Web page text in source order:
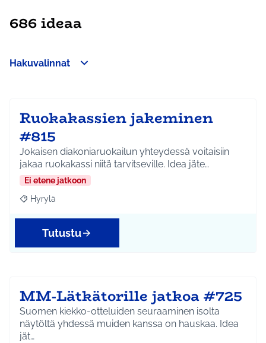
686 ideaa
Hakuvalinnat
−
Ruokakassien jakeminen
#815
Jokaisen diakoniaruokailun yhteydessä voitaisiin
jakaa ruokakassi niitä tarvitseville. Idea jäte…
Ei etene jatkoon
Rajaa tulokset aihepiirin mukaan: Hyrylä
Hyrylä
Tutustu
MM-Lätkätorille jatkoa #725
Suomen kiekko-otteluiden seuraaminen isolta
näytöltä yhdessä muiden kanssa on hauskaa. Idea
jät…